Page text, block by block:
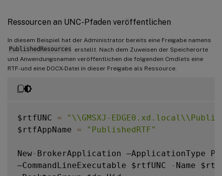
Ressourcen an UNC-Pfaden veröffentlichen
In diesem Beispiel hat der Administrator bereits eine Freigabe namens
PublishedResources erstellt. Nach dem Zuweisen der Speicherorte
und Anwendungsnamen veröffentlichen die folgenden Cmdlets eine
RTF- und eine DOCX-Datei in dieser Freigabe als Ressource.
$rtfUNC =
"\\GMSXJ-
$rtfAppName = "PublishedRTF"
New- BrokerApplication –ApplicationType
–CommandLineExecutable $rtfUNC
-